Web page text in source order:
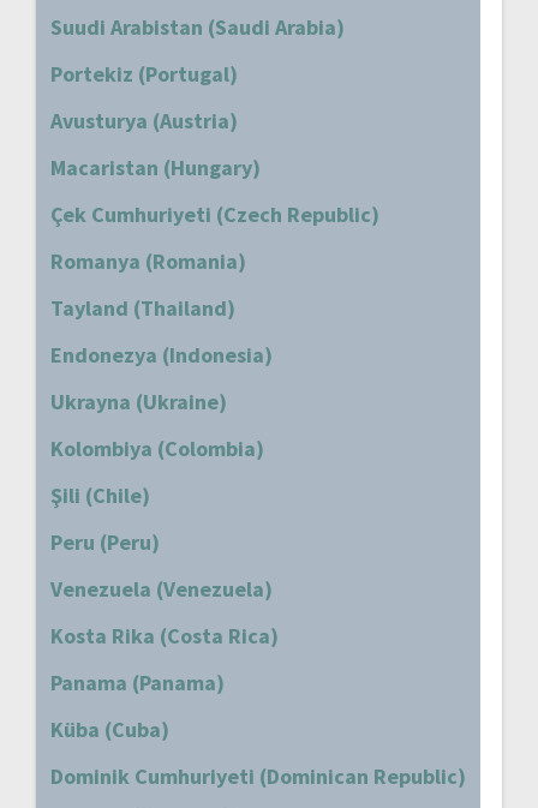
Suudi Arabistan (Saudi Arabia)
Portekiz (Portugal)
Avusturya (Austria)
Macaristan (Hungary)
Çek Cumhuriyeti (Czech Republic)
Romanya (Romania)
Tayland (Thailand)
Endonezya (Indonesia)
Ukrayna (Ukraine)
Kolombiya (Colombia)
Şili (Chile)
Peru (Peru)
Venezuela (Venezuela)
Kosta Rika (Costa Rica)
Panama (Panama)
Küba (Cuba)
Dominik Cumhuriyeti (Dominican Republic)